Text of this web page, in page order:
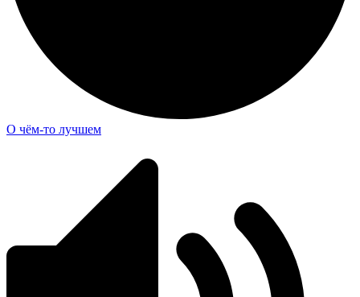
О чём-то лучшем